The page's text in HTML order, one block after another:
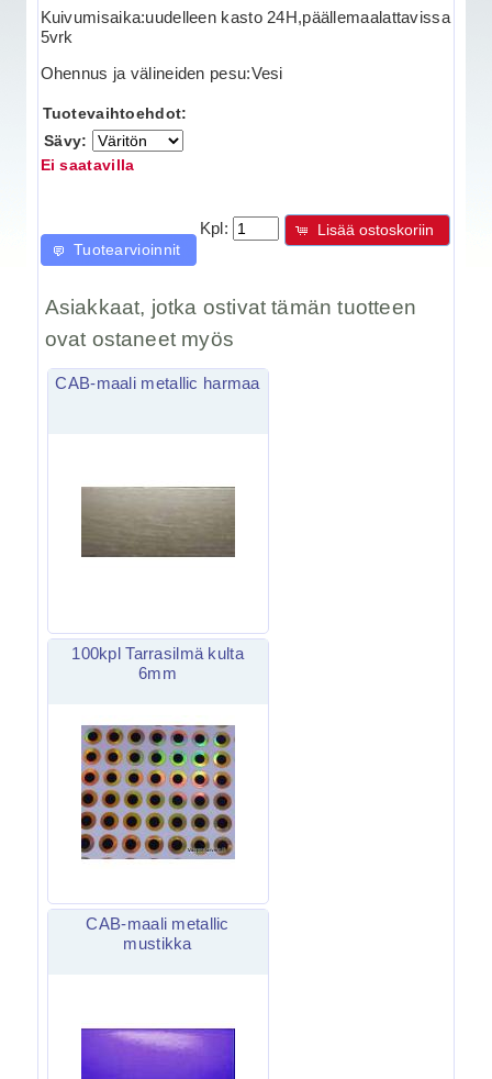
Kuivumisaika:uudelleen kasto 24H,päällemaalattavissa
5vrk
Ohennus ja välineiden pesu:Vesi
Tuotevaihtoehdot:
Sävy:
Ei saatavilla
Kpl:
Lisää ostoskoriin
Tuotearvioinnit
Asiakkaat, jotka ostivat tämän tuotteen
ovat ostaneet myös
CAB-maali metallic harmaa
100kpl Tarrasilmä kulta
6mm
CAB-maali metallic
mustikka